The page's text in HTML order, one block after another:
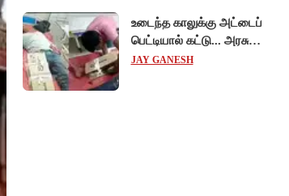
உடைந்த காலுக்கு அட்டைப்
பெட்டியால் கட்டு... அரசு
மருத்துவமனையில்
JAY GANESH